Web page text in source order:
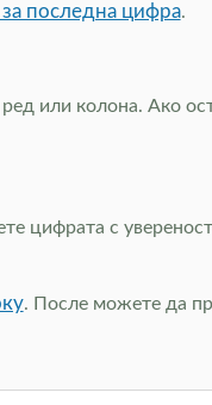
последна цифра.
или колона. Ако
цифрата с
. После можете да